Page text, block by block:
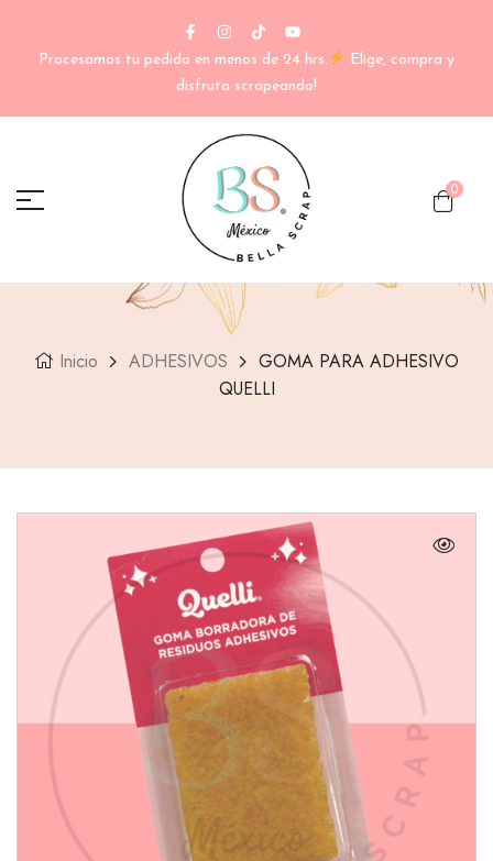
Procesamos tu pedido en menos de 24 hrs.
Elige, compra y
disfruta scrapeando!
0
Inicio ADHESIVOS
GOMA PARA ADHESIVO
QUELLI